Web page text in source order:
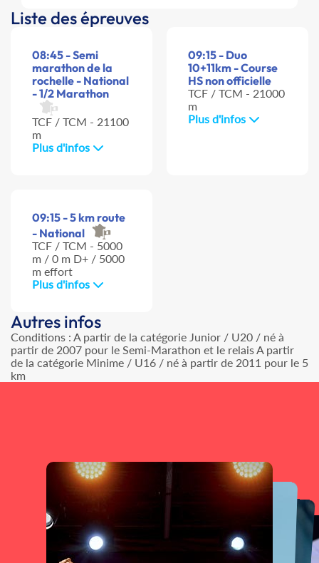
Liste des épreuves
08:45 - Semi
marathon de la
rochelle - National
- 1/2 Marathon
TCF / TCM - 21100
m
Plus d'infos
09:15 - Duo
10+11km - Course
HS non officielle
TCF / TCM - 21000
m
Plus d'infos
09:15 - 5 km route
- National
TCF / TCM - 5000
m / 0 m D+ / 5000
m effort
Plus d'infos
Autres infos
Conditions : A partir de la catégorie Junior / U20 / né à
partir de 2007 pour le Semi-Marathon et le relais A partir
de la catégorie Minime / U16 / né à partir de 2011 pour le 5
km